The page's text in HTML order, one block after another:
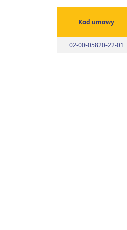
Kod umowy
02-00-05820-22-01